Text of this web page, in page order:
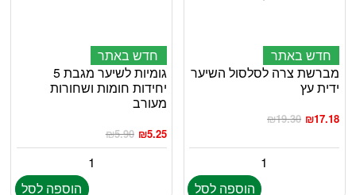
חדש באתר
מברשת צרה לסלסול השיער
ידית עץ
₪19.30 ₪17.18
הוספה לסל
חדש באתר
גומיות לשיער מגבת 5
יחידות חומות ושחורות
מעורב
₪5.90 ₪5.25
הוספה לסל